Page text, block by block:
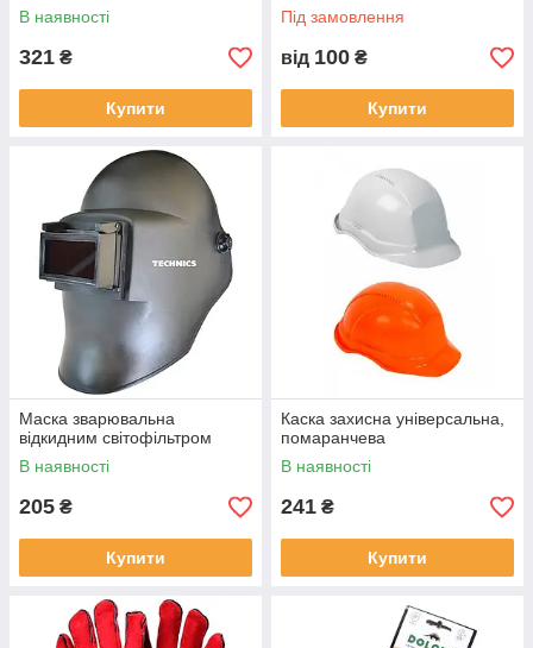
В наявності
321 ₴
Купити
Під замовлення
від 100 ₴
Купити
Маска зварювальна
відкидним світофільтром
В наявності
205 ₴
Купити
Каска захисна універсальна,
помаранчева
В наявності
241 ₴
Купити